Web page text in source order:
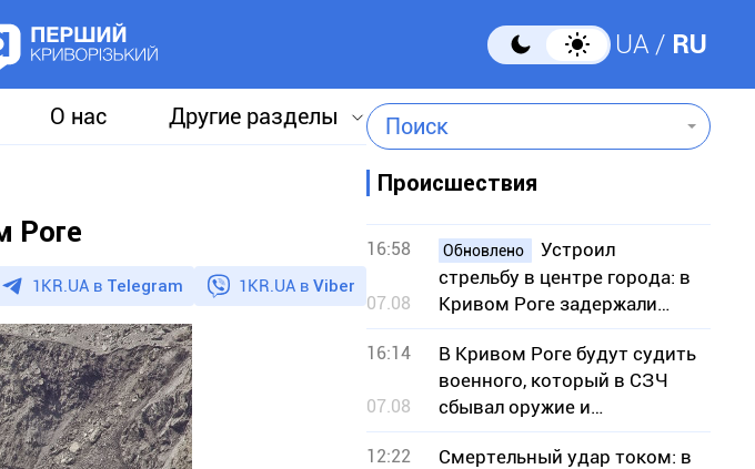
UA RU
О нас Другие разделы Поиск
Роге
1KR.UA в Telegram 1KR.UA в Viber
Происшествия
16:58
07.08
Обновлено
Устроил
стрельбу в центре города: в
Кривом Роге задержали
подозреваемого
16:14
07.08
В Кривом Роге будут судить
военного, который в СЗЧ
сбывал оружие и
боеприпасы
12:22
Смертельный удар током: в